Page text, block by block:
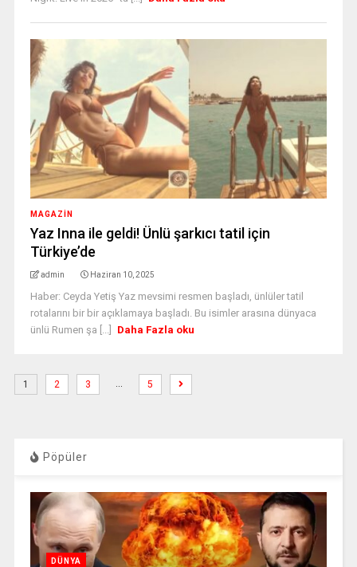
MAGAZİN
Yaz Inna ile geldi! Ünlü şarkıcı tatil için
Türkiye’de
admin Haziran 10, 2025
Haber: Ceyda Yetiş Yaz mevsimi resmen başladı, ünlüler tatil
rotalarını bir bir açıklamaya başladı. Bu isimler arasına dünyaca
ünlü Rumen şa [...]
Daha Fazla oku
1 2 3 … 5
Pöpüler
DÜNYA